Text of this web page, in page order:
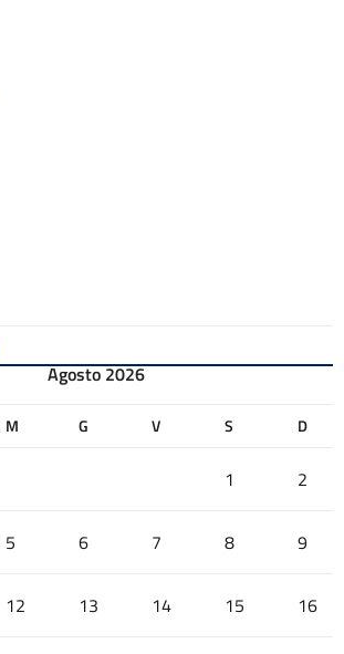
Agosto 2026
M G V S D
1 2
5 6 7 8 9
12 13 14 15 16